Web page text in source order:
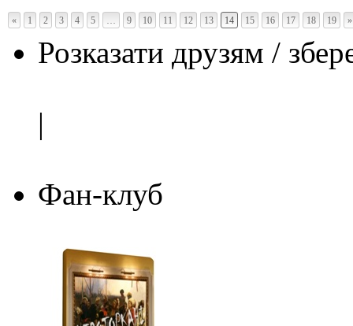
« 1 2 3 4 5 … 9 10 11 12 13 14 15 16 17 18 19 »
Розказати друзям /
|
Фан-клуб